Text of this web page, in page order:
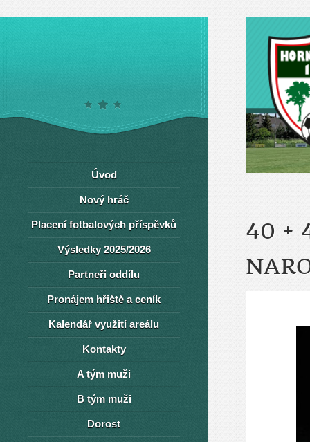
40 +
Úvod
Nový hráč
Placení fotbalových příspěvků
Výsledky 2025/2026
Partneři oddílu
Pronájem hřiště a ceník
Kalendář využití areálu
Kontakty
A tým muži
B tým muži
Dorost